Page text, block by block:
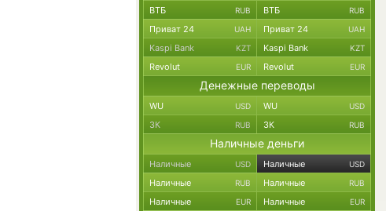
ВТБ RUB ВТБ RUB
Приват 24 UAH Приват 24 UAH
Kaspi Bank KZT Kaspi Bank KZT
Revolut EUR Revolut EUR
Денежные переводы
WU USD WU USD
ЗК RUB ЗК RUB
Наличные деньги
Наличные USD Наличные USD
Наличные RUB Наличные RUB
Наличные EUR Наличные EUR